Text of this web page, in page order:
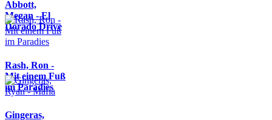
Abbott,
Megan - El
Dorado Drive
Rash, Ron -
Mit einem Fuß
im Paradies
Gingeras,